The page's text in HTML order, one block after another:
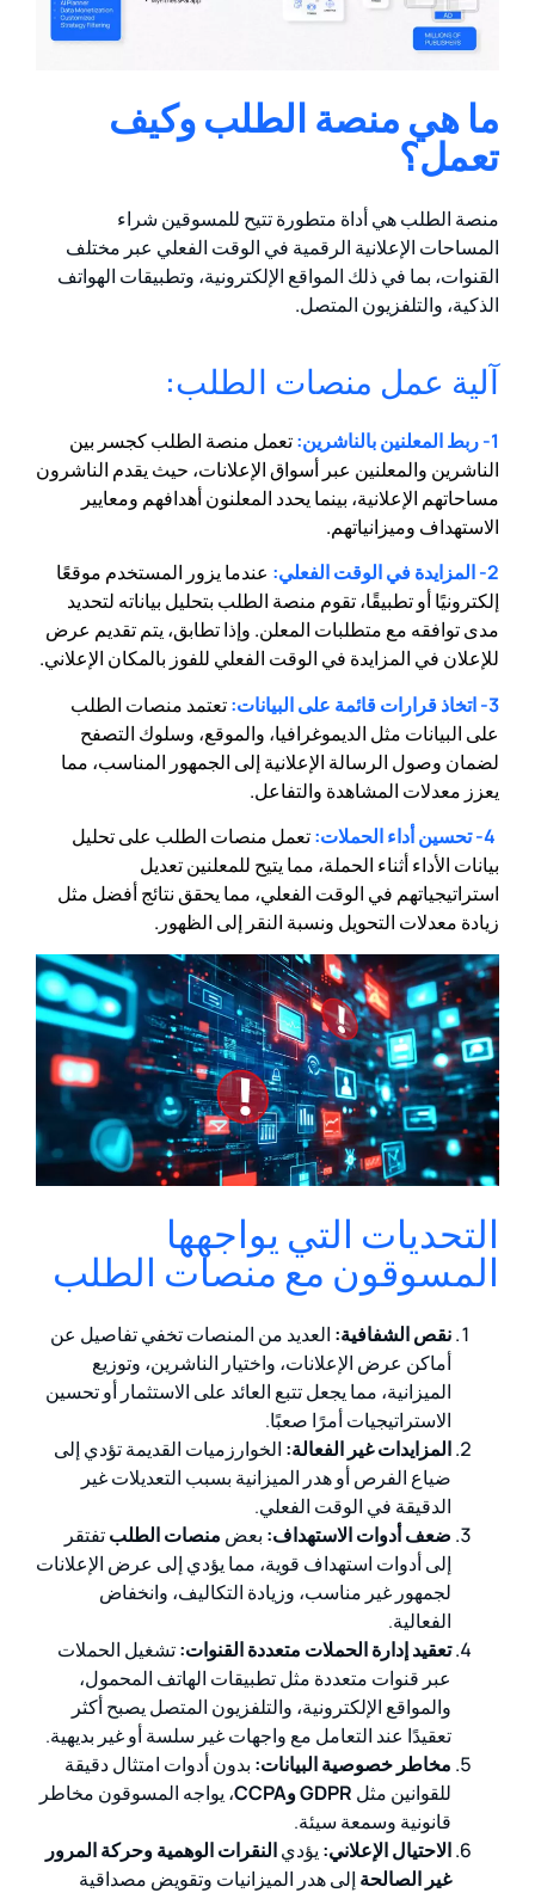
ما هي منصة الطلب وكيف
تعمل؟
منصة الطلب هي أداة متطورة تتيح للمسوقين شراء
المساحات الإعلانية الرقمية في الوقت الفعلي عبر مختلف
القنوات، بما في ذلك المواقع الإلكترونية، وتطبيقات الهواتف
الذكية، والتلفزيون المتصل.
آلية عمل منصات الطلب:
1- ربط المعلنين بالناشرين:
تعمل منصة الطلب كجسر بين
الناشرين والمعلنين عبر أسواق الإعلانات، حيث يقدم الناشرون
مساحاتهم الإعلانية، بينما يحدد المعلنون أهدافهم ومعايير
الاستهداف وميزانياتهم.
2- المزايدة في الوقت الفعلي:
عندما يزور المستخدم موقعًا
إلكترونيًا أو تطبيقًا، تقوم منصة الطلب بتحليل بياناته لتحديد
مدى توافقه مع متطلبات المعلن. وإذا تطابق، يتم تقديم عرض
للإعلان في المزايدة في الوقت الفعلي للفوز بالمكان الإعلاني.
3- اتخاذ قرارات قائمة على البيانات:
تعتمد منصات الطلب
على البيانات مثل الديموغرافيا، والموقع، وسلوك التصفح
لضمان وصول الرسالة الإعلانية إلى الجمهور المناسب، مما
يعزز معدلات المشاهدة والتفاعل.
تعمل منصات الطلب على تحليل
بيانات الأداء أثناء الحملة، مما يتيح للمعلنين تعديل
استراتيجياتهم في الوقت الفعلي، مما يحقق نتائج أفضل مثل
زيادة معدلات التحويل ونسبة النقر إلى الظهور.
التحديات التي يواجهها
المسوقون مع منصات الطلب
نقص الشفافية: العديد من المنصات تخفي تفاصيل عن
أماكن عرض الإعلانات، واختيار الناشرين، وتوزيع
الميزانية، مما يجعل تتبع العائد على الاستثمار أو تحسين
الاستراتيجيات أمرًا صعبًا.
المزايدات غير الفعالة: الخوارزميات القديمة تؤدي إلى
ضياع الفرص أو هدر الميزانية بسبب التعديلات غير
الدقيقة في الوقت الفعلي.
ضعف أدوات الاستهداف: بعض منصات الطلبتفتقر
إلى أدوات استهداف قوية، مما يؤدي إلى عرض الإعلانات
لجمهور غير مناسب، وزيادة التكاليف، وانخفاض
الفعالية.
تعقيد إدارة الحملات متعددة القنوات:تشغيل الحملات
عبر قنوات متعددة مثل تطبيقات الهاتف المحمول،
والمواقع الإلكترونية، والتلفزيون المتصل يصبح أكثر
تعقيدًا عند التعامل مع واجهات غير سلسة أو غير بديهية.
مخاطر خصوصية البيانات: بدون أدوات امتثال دقيقة
للقوانين مثل GDPR وCCPA
، يواجه المسوقون مخاطر
قانونية وسمعة سيئة.
الاحتيال الإعلاني: يؤديالنقرات الوهمية وحركة المرور
غير الصالحة إلى هدر الميزانيات وتقويض مصداقية